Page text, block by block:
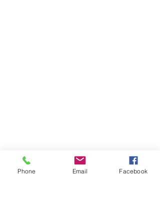
Phone Email Facebook